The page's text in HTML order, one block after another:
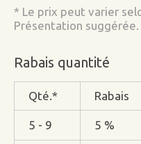
* Le prix peut varier
Présentation suggérée.
Rabais quantité
Qté.* Rabais
5 - 9 5 %